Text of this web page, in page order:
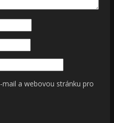
a webovou stránku pro